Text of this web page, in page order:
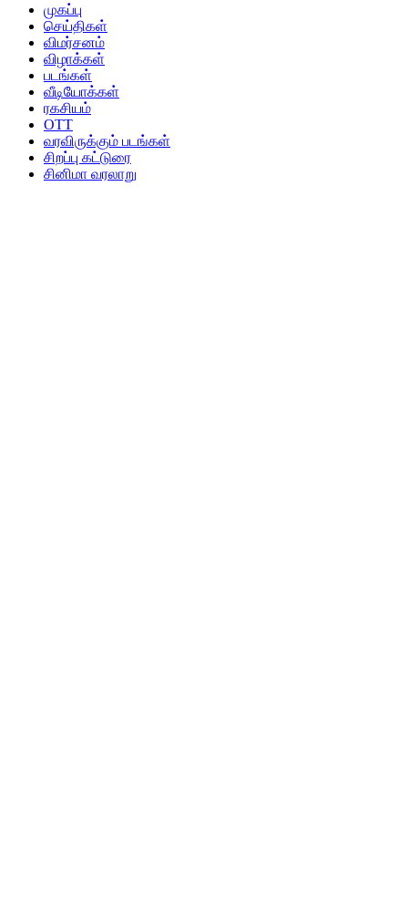
முகப்பு
செய்திகள்
விமர்சனம்
விழாக்கள்
படங்கள்
வீடியோக்கள்
ரகசியம்
OTT
வரவிருக்கும் படங்கள்
சிறப்பு கட்டுரை
சினிமா வரலாறு